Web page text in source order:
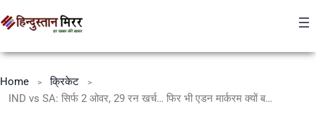
Home
क्रिकेट
IND vs SA: सिर्फ 2 ओवर, 29 रन खर्च… फिर भी एडन मार्करम क्यों बन सकते हैं भारत के लिए सबसे बड़ा खतरा?